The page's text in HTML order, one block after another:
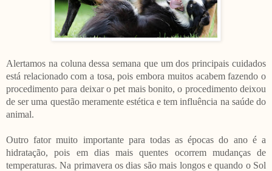
Alertamos na coluna dessa semana que um dos principais cuidados
está relacionado com a tosa, pois embora muitos acabem fazendo o
procedimento para deixar o pet mais bonito, o procedimento deixou
de ser uma questão meramente estética e tem influência na saúde do
animal.
Outro fator muito importante para todas as épocas do ano é a
hidratação, pois em dias mais quentes ocorrem mudanças de
temperaturas. Na primavera os dias são mais longos e quando o Sol